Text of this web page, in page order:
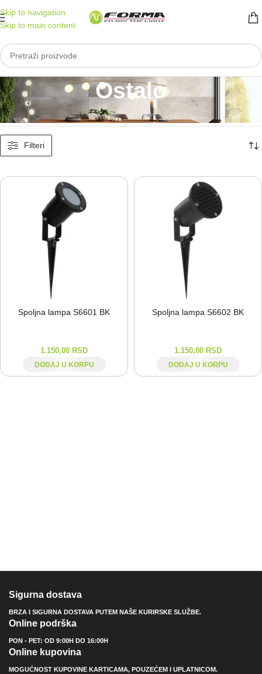
Skip to navigation
Skip to main content
Ostalo
Početna/Spoljna rasveta/Ostalo Prikazano je svih 2 rezultata
Filteri
Spoljna lampa S6601 BK
1.150,00 RSD
DODAJ U KORPU
Spoljna lampa S6602 BK
1.150,00 RSD
DODAJ U KORPU
Sigurna dostava
BRZA I SIGURNA DOSTAVA PUTEM NAŠE KURIRSKE SLUŽBE.
Online podrška
PON - PET: OD 9:00H DO 16:00H
Online kupovina
MOGUĆNOST KUPOVINE KARTICAMA, POUZEĆEM I UPLATNICOM.